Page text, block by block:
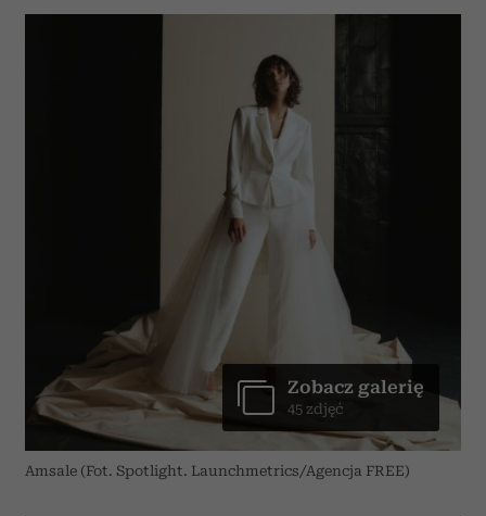
Amsale (Fot. Spotlight. Launchmetrics/Agencja FREE)
Zobacz galerię
45 zdjęć